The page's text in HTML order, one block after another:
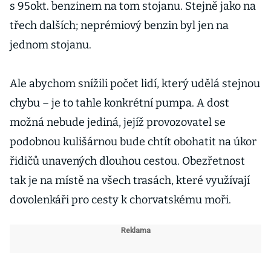
s 95okt. benzinem na tom stojanu. Stejně jako na
třech dalších; neprémiový benzin byl jen na
jednom stojanu.
Ale abychom snížili počet lidí, který udělá stejnou
chybu – je to tahle konkrétní pumpa. A dost
možná nebude jediná, jejíž provozovatel se
podobnou kulišárnou bude chtít obohatit na úkor
řidičů unavených dlouhou cestou. Obezřetnost
tak je na místě na všech trasách, které využívají
dovolenkáři pro cesty k chorvatskému moři.